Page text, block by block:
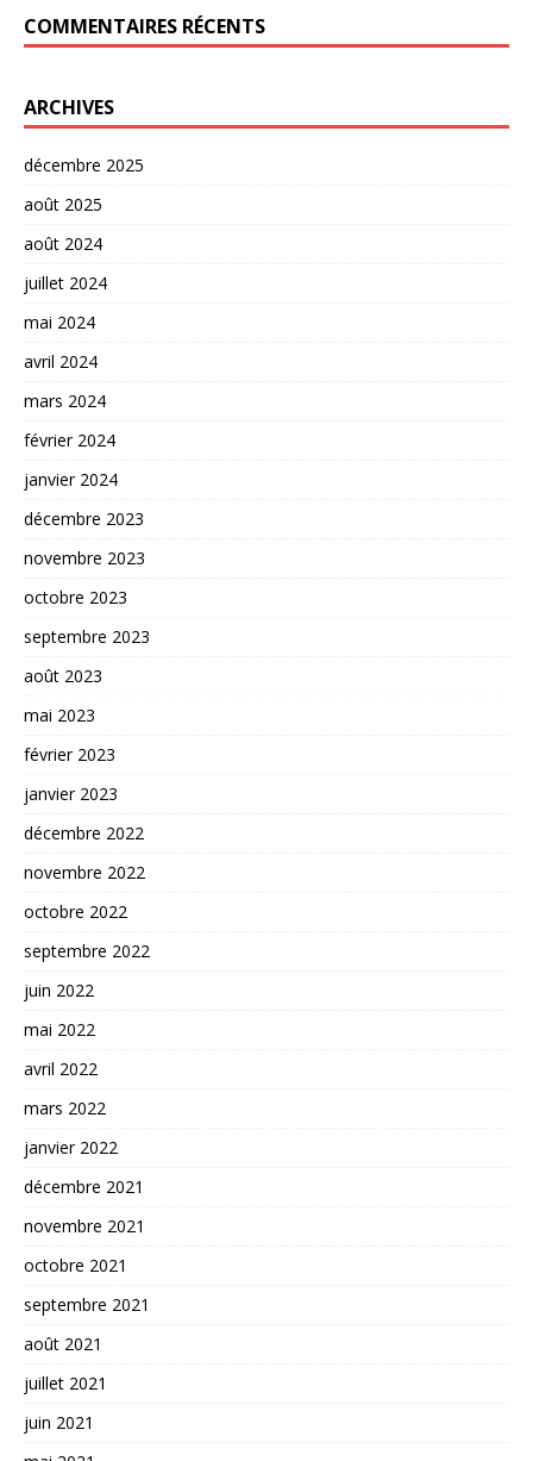
COMMENTAIRES RÉCENTS
ARCHIVES
décembre 2025
août 2025
août 2024
juillet 2024
mai 2024
avril 2024
mars 2024
février 2024
janvier 2024
décembre 2023
novembre 2023
octobre 2023
septembre 2023
août 2023
mai 2023
février 2023
janvier 2023
décembre 2022
novembre 2022
octobre 2022
septembre 2022
juin 2022
mai 2022
avril 2022
mars 2022
janvier 2022
décembre 2021
novembre 2021
octobre 2021
septembre 2021
août 2021
juillet 2021
juin 2021